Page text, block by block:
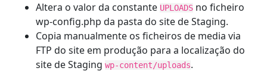
Altera o valor da constante UPLOADS no ficheiro
wp-config.php da pasta do site de Staging.
Copia manualmente os ficheiros de media via
FTP do site em produção para a localização do
site de Staging wp-content/uploads.